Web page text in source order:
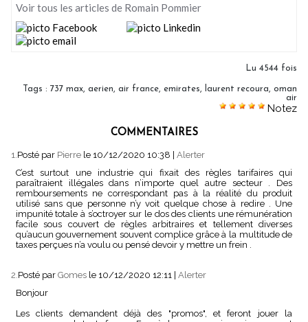
Voir tous les articles de Romain Pommier
Lu 4544 fois
Tags : 737 max aerien air france emirates laurent recoura
oman
air
Notez
COMMENTAIRES
1. Posté par Pierre le 10/12/2020 10:38 | Alerter
C’est surtout une industrie qui fixait des règles tarifaires qui
paraîtraient illégales dans n’importe quel autre secteur . Des
remboursements ne correspondant pas à la réalité du produit
utilisé sans que personne n’y voit quelque chose à redire . Une
impunité totale à s’octroyer sur le dos des clients une rémunération
facile sous couvert de règles arbitraires et tellement diverses
qu’aucun gouvernement souvent complice grâce à la multitude de
taxes perçues n’a voulu ou pensé devoir y mettre un frein .
2. Posté par Gomes le 10/12/2020 12:11 | Alerter
Bonjour
Les clients demandent déjà des "promos", et feront jouer la